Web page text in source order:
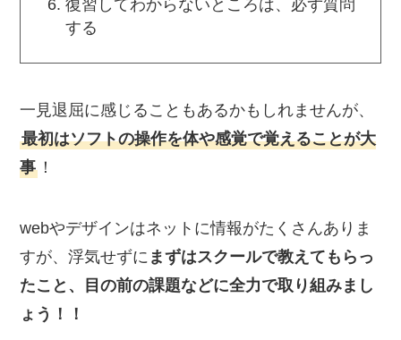
復習してわからないところは、必ず質問
する
一見退屈に感じることもあるかもしれませんが、
最初はソフトの操作を体や感覚で覚えることが大
事 ！
webやデザインはネットに情報がたくさんありま
すが、浮気せずに まずはスクールで教えてもらっ
たこと、目の前の課題などに全力で取り組みまし
ょう！！